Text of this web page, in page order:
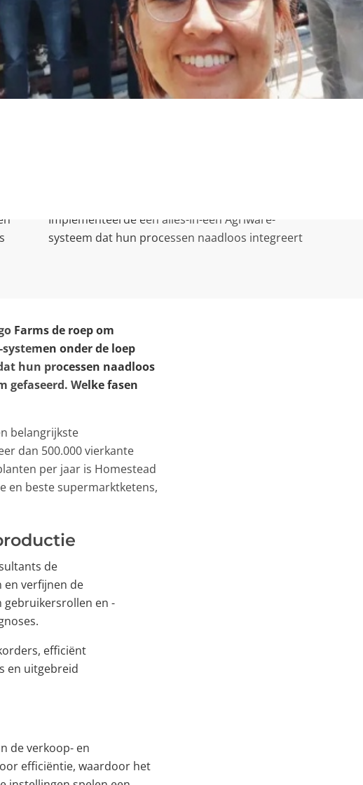
Implementeerde een alles-in-één Agriware-
systeem dat hun processen naadloos integreert
Farms de roep om
onder de loep
hun processen naadloos
Welke fasen
belangrijkste
dan 500.000 vierkante
per jaar is Homestead
en beste supermarktketens,
de
verfijnen de
gebruikersrollen en -
efficiënt
en uitgebreid
de verkoop- en
efficiëntie, waardoor het